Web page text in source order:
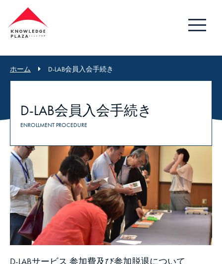
ホーム D-LAB会員入会手続き
D-LAB会員入会手続き
ENROLLMENT PROCEDURE
D-LABサービス 参加費及び参加脱退について